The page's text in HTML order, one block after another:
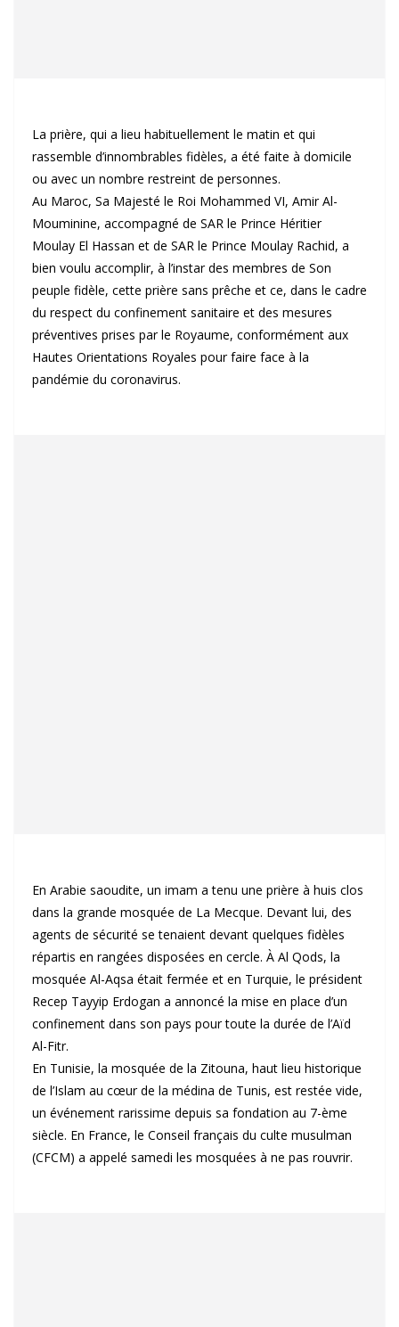
La prière, qui a lieu habituellement le matin et qui
rassemble d’innombrables fidèles, a été faite à domicile
ou avec un nombre restreint de personnes.
Au Maroc, Sa Majesté le Roi Mohammed VI, Amir Al-
Mouminine, accompagné de SAR le Prince Héritier
Moulay El Hassan et de SAR le Prince Moulay Rachid, a
bien voulu accomplir, à l’instar des membres de Son
peuple fidèle, cette prière sans prêche et ce, dans le cadre
du respect du confinement sanitaire et des mesures
préventives prises par le Royaume, conformément aux
Hautes Orientations Royales pour faire face à la
pandémie du coronavirus.
En Arabie saoudite, un imam a tenu une prière à huis clos
dans la grande mosquée de La Mecque. Devant lui, des
agents de sécurité se tenaient devant quelques fidèles
répartis en rangées disposées en cercle. À Al Qods, la
mosquée Al-Aqsa était fermée et en Turquie, le président
Recep Tayyip Erdogan a annoncé la mise en place d’un
confinement dans son pays pour toute la durée de l’Aïd
Al-Fitr.
En Tunisie, la mosquée de la Zitouna, haut lieu historique
de l’Islam au cœur de la médina de Tunis, est restée vide,
un événement rarissime depuis sa fondation au 7-ème
siècle. En France, le Conseil français du culte musulman
(CFCM) a appelé samedi les mosquées à ne pas rouvrir.